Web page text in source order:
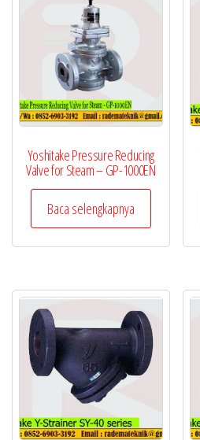
Yoshitake Pressure Reducing
Valve for Steam – GP-1000EN
Baca selengkapnya